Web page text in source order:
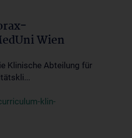
Wien
Klinische Abteilung für
klin-